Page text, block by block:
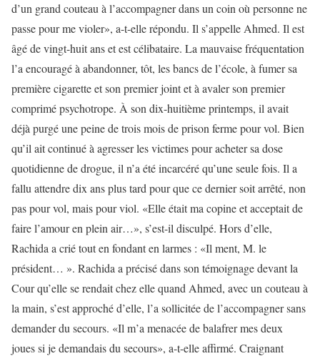
d’un grand couteau à l’accompagner dans un coin où personne ne
passe pour me violer», a-t-elle répondu. Il s’appelle Ahmed. Il est
âgé de vingt-huit ans et est célibataire. La mauvaise fréquentation
l’a encouragé à abandonner, tôt, les bancs de l’école, à fumer sa
première cigarette et son premier joint et à avaler son premier
comprimé psychotrope. À son dix-huitième printemps, il avait
déjà purgé une peine de trois mois de prison ferme pour vol. Bien
qu’il ait continué à agresser les victimes pour acheter sa dose
quotidienne de drogue, il n’a été incarcéré qu’une seule fois. Il a
fallu attendre dix ans plus tard pour que ce dernier soit arrêté, non
pas pour vol, mais pour viol. «Elle était ma copine et acceptait de
faire l’amour en plein air…», s’est-il disculpé. Hors d’elle,
Rachida a crié tout en fondant en larmes : «Il ment, M. le
président… ». Rachida a précisé dans son témoignage devant la
Cour qu’elle se rendait chez elle quand Ahmed, avec un couteau à
la main, s’est approché d’elle, l’a sollicitée de l’accompagner sans
demander du secours. «Il m’a menacée de balafrer mes deux
joues si je demandais du secours», a-t-elle affirmé. Craignant